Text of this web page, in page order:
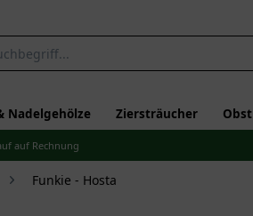
Nadelgehölze Ziersträucher Obst
auf Rechnung
Funkie - Hosta